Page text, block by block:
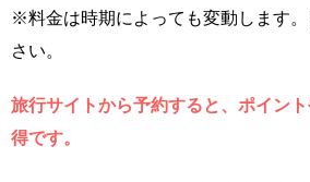
※料金は時期によっても変動します
さい。
旅行サイトから予約すると、ポイン
得です。